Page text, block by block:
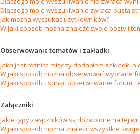
Dlaczego moje wyszukiwanie zwraca pustą
Jak można wyszukać użytkowników?
W jaki sposób można znaleźć swoje posty i
Obserwowanie tematów i zakładki
Jaka jest różnica między dodaniem zakładki a
W jaki sposób można obserwować wybrane
W jaki sposób usunąć obserwowanie forum,
Załączniki
Jakie typy załączników są dozwolone na tej
W jaki sposób można znaleźć wszystkie swoje